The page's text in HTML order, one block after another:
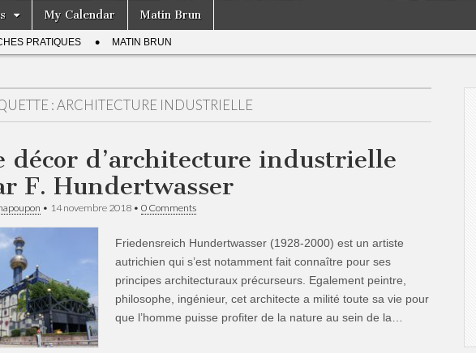
My Calendar Matin Brun
PRATIQUES MATIN BRUN
:ARCHITECTURE INDUSTRIELLE
décor d’architecture industrielle
F. Hundertwasser
• 14 novembre 2018 • 0 Comments
Friedensreich Hundertwasser (1928-2000) est un artiste
autrichien qui s’est notamment fait connaître pour ses
principes architecturaux précurseurs. Egalement peintre,
philosophe, ingénieur, cet architecte a milité toute sa vie pour
que l’homme puisse profiter de la nature au sein de la…